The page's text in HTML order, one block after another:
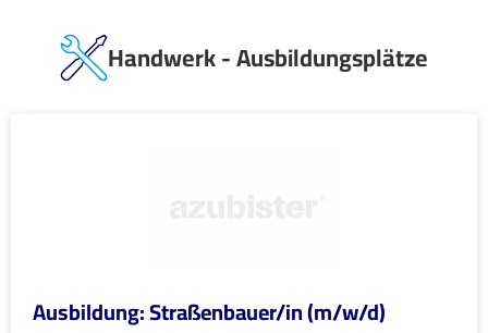
Handwerk - Ausbildungsplätze
Ausbildung: Straßenbauer/in (m/w/d)